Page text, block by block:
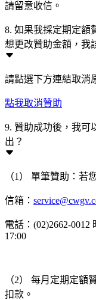
請留意收信。
8. 如果我採定期定額
想更改贊助金額，我
請點選下方連結取消
點我取消贊助
9. 贊助成功後，我可
出？
（1） 單筆贊助：若
信箱：
電話：(02)2662-0012
17:00
（2） 每月定期定額
扣款。